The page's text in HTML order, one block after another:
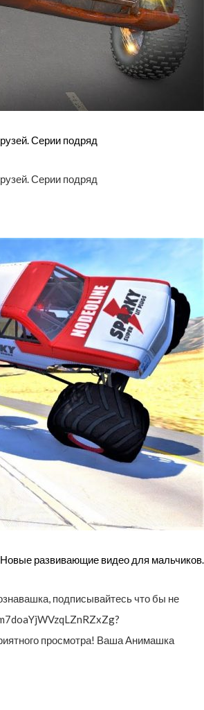
Серии подряд
Серии подряд
развивающие видео для мальчиков.
подписывайтесь что бы не
приятного просмотра! Ваша Анимашка